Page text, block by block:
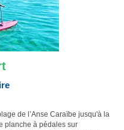
de l’Anse Caraïbe jusqu'à la
planche à pédales sur